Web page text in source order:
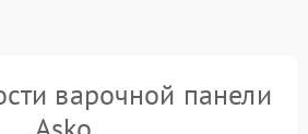
варочной панели